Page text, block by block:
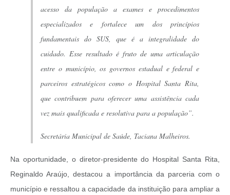
acesso da população a exames e procedimentos
especializados e fortalece um dos princípios
fundamentais do SUS, que é a integralidade do
cuidado. Esse resultado é fruto de uma articulação
entre o município, os governos estadual e federal e
parceiros estratégicos como o Hospital Santa Rita,
que contribuem para oferecer uma assistência cada
vez mais qualificada e resolutiva para a população”.
Secretária Municipal de Saúde, Taciana Malheiros.
Na oportunidade, o diretor-presidente do Hospital Santa Rita,
Reginaldo Araújo, destacou a importância da parceria com o
município e ressaltou a capacidade da instituição para ampliar a